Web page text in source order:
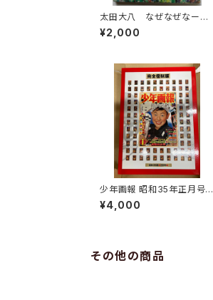
太田大八 なぜなぜなー
に？ 星野芳郎 幼児の疑
問に答える新しい絵本 197
¥2,000
少年画報 昭和35年正月号―
スペシャルBOX 平成22
年 函 少年画報社
¥4,000
その他の商品